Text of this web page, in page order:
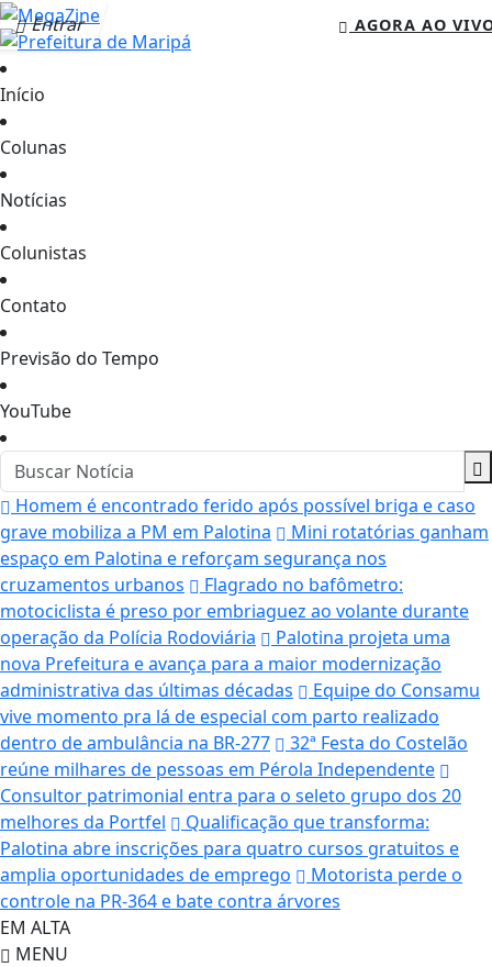
Entrar AGORA AO
Início
Colunas
Notícias
Colunistas
Contato
Previsão do Tempo
YouTube
Homem é encontrado ferido após possível briga e caso
grave mobiliza a PM em Palotina
Mini rotatórias ganham
espaço em Palotina e reforçam segurança nos
cruzamentos urbanos
Flagrado no bafômetro:
motociclista é preso por embriaguez ao volante durante
operação da Polícia Rodoviária
Palotina projeta uma
nova Prefeitura e avança para a maior modernização
administrativa das últimas décadas
Equipe do Consamu
vive momento pra lá de especial com parto realizado
dentro de ambulância na BR-277
32ª Festa do Costelão
reúne milhares de pessoas em Pérola Independente
Consultor patrimonial entra para o seleto grupo dos 20
melhores da Portfel
Qualificação que transforma:
Palotina abre inscrições para quatro cursos gratuitos e
amplia oportunidades de emprego
Motorista perde o
controle na PR-364 e bate contra árvores
EM ALTA
MENU